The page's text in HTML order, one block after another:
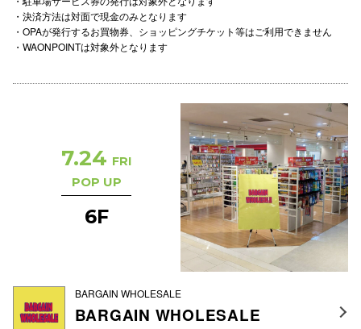
・決済方法は対面で現金のみとなります
・OPAが発行するお買物券、ショッピングチケット等はご利用できません
・WAONPOINTは対象外となります
7.24 FRI
POP UP
6F
BARGAIN WHOLESALE
BARGAIN WHOLESALE